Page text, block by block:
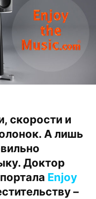
скорости и
А лишь
Доктор
Enjoy
–